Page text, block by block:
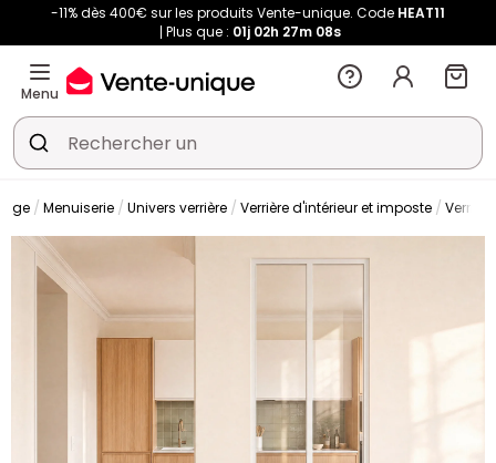
-11% dès 400€ sur les produits Vente-unique. Code HEAT11
Plus que : 01j 02h 27m 07s
Menu
Menuiserie Univers verrière Verrière d'intérieur et imposte Verrière